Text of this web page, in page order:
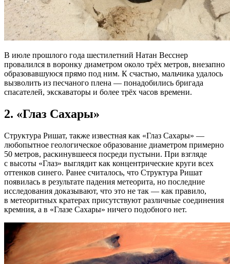
В июле прошлого года шестилетний Натан Весснер
провалился в воронку диаметром около трёх метров, внезапно
образовавшуюся прямо под ним. К счастью, мальчика удалось
вызволить из песчаного плена — понадобились бригада
спасателей, экскаваторы и более трёх часов времени.
2. «Глаз Сахары»
Структура Ришат, также известная как «Глаз Сахары» —
любопытное геологическое образование диаметром примерно
50 метров, раскинувшееся посреди пустыни. При взгляде
с высоты «Глаз» выглядит как концентрические круги всех
оттенков синего. Ранее считалось, что Структура Ришат
появилась в результате падения метеорита, но последние
исследования доказывают, что это не так — как правило,
в метеоритных кратерах присутствуют различные соединения
кремния, а в «Глазе Сахары» ничего подобного нет.